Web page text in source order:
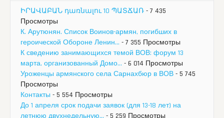
ԻՐԱՎԱԲԱՆ դառնալու 10 ՊԱՏՃԱՌ - 7 435
Просмотры
К. Арутюнян. Список Воинов-армян, погибших в
героической Обороне Ленин... - 7 355 Просмотры
К сведению занимающихся темой ВОВ: форум 13
марта, организованный Домо... - 6 014 Просмотры
Уроженцы армянского села Сарнахбюр в ВОВ - 5 745
Просмотры
Контакты - 5 554 Просмотры
До 1 апреля срок подачи заявок (для 13-18 лет) на
летнюю двухнедельную... - 5 259 Просмотры